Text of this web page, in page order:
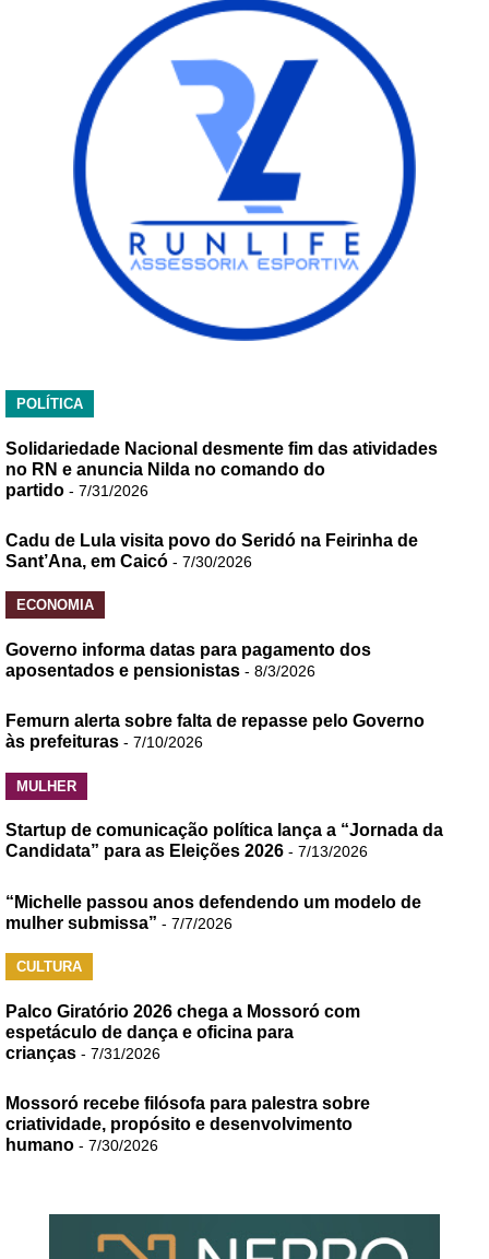
POLÍTICA
Solidariedade Nacional desmente fim das atividades
no RN e anuncia Nilda no comando do
partido - 7/31/2026
Cadu de Lula visita povo do Seridó na Feirinha de
Sant’Ana, em Caicó - 7/30/2026
ECONOMIA
Governo informa datas para pagamento dos
aposentados e pensionistas - 8/3/2026
Femurn alerta sobre falta de repasse pelo Governo
às prefeituras - 7/10/2026
MULHER
Startup de comunicação política lança a “Jornada da
Candidata” para as Eleições 2026 - 7/13/2026
“Michelle passou anos defendendo um modelo de
mulher submissa” - 7/7/2026
CULTURA
Palco Giratório 2026 chega a Mossoró com
espetáculo de dança e oficina para
crianças - 7/31/2026
Mossoró recebe filósofa para palestra sobre
criatividade, propósito e desenvolvimento
humano - 7/30/2026